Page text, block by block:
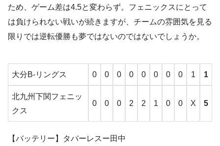
ため、ゲーム差は4.5と変わらず。フェニックスにとって
は負けられない戦いが続きますが、チームの雰囲気を見る
限りでは逆転優勝も夢ではないのではないでしょうか。
大分B-リングス 0 0 0 0 0 0 0 0 1 1
北九州下関フェニッ
クス
0 0 0 2 2 1 0 0 X 5
【バッテリー】タバーレスー田中